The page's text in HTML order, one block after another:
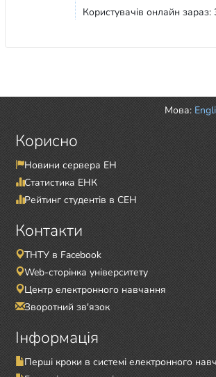
Користувачів онлайн зараз:
Мова:
Корисно
Новини сервера ЕН
Статистика ЕНК
Рейтинг студентів в СЕН
Контакти
ТНТУ в Facebook
Web-сторінка університету
Центр електронного навчання
Зворотний зв'язок
Інформація
Перші кроки в системі електронного